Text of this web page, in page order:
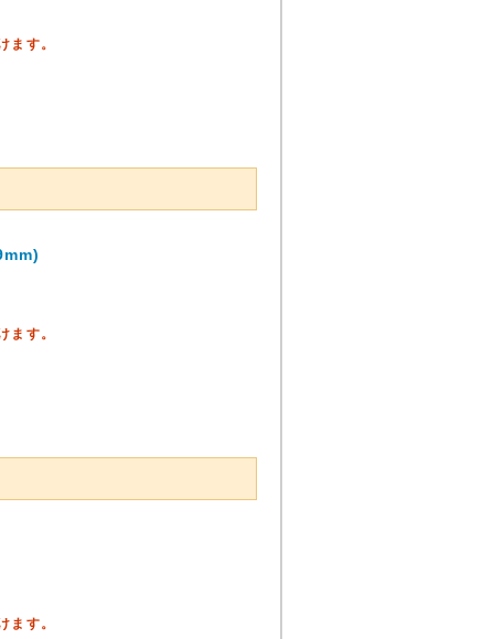
ます。
ます。
ます。